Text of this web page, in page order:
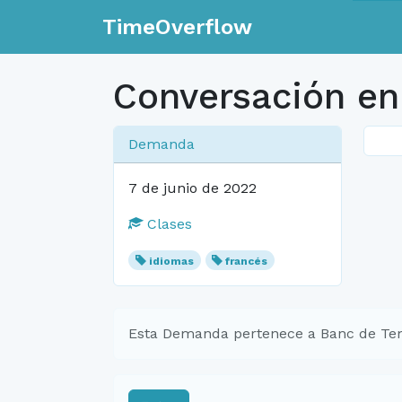
TimeOverflow
Conversación
Demanda
7 de junio de 2022
Clases
idiomas francés
Esta Demanda pertenece a Banc de